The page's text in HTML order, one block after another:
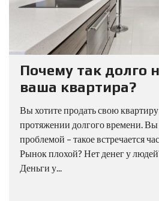
Почему так долго
ваша квартира?
Вы хотите продать свою
протяжении долгого времени. Вы
проблемой – такое встречается
Рынок плохой? Нет денег у
Деньги у...